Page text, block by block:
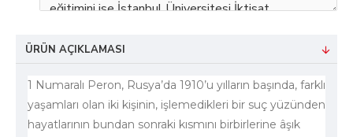
ÜRÜN AÇIKLAMASI
1 Numaralı Peron, Rusya’da 1910’u yılların başında, farklı
yaşamları olan iki kişinin, işlemedikleri bir suç yüzünden
hayatlarının bundan sonraki kısmını birbirlerine âşık